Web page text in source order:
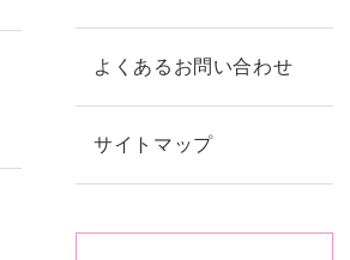
よくあるお問い合わせ
サイトマップ